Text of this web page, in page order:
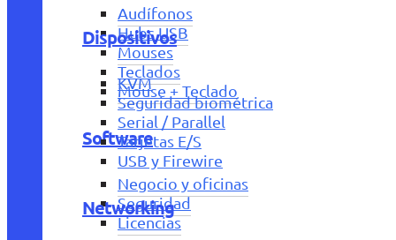
Audífonos
Hubs USB
Mouses
Teclados
Mouse + Teclado
Software
Negocio y oficinas
Seguridad
Licencias
Dispositivos
KVM
Seguridad biométrica
Serial / Parallel
Tarjetas E/S
USB y Firewire
Networking